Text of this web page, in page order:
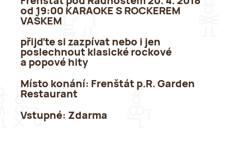
od 19:00 KARAOKE S ROCKEREM
VAŠKEM
přijďte si zazpívat nebo i jen
poslechnout klasické rockové
a popové hity
Místo konání: Frenštát p.R. Garden
Restaurant
Vstupné: Zdarma